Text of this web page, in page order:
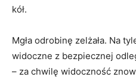
kół.
Mgła odrobinę zelżała. Na
widoczne z bezpiecznej
– za chwilę widoczność